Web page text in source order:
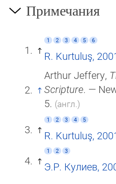
Примечания
1 2 3 4 5 6
R. Kurtuluş,
Arthur Jeffery,
Scripture. —
5. (англ.)
1 2 3 4 5
R. Kurtuluş,
1 2 3
Э.Р. Кулиев,